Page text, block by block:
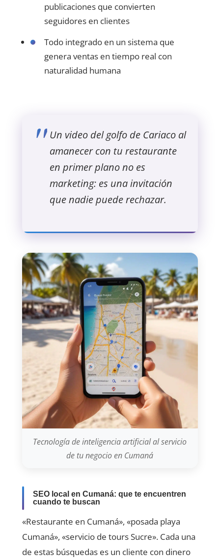
publicaciones que convierten
seguidores en clientes
Todo integrado en un sistema que
genera ventas en tiempo real con
naturalidad humana
Un video del golfo de Cariaco al
amanecer con tu restaurante
en primer plano no es
marketing: es una invitación
que nadie puede rechazar.
Tecnología de inteligencia artificial al servicio
de tu negocio en Cumaná
SEO local en Cumaná: que te encuentren
cuando te buscan
«Restaurante en Cumaná», «posada playa
Cumaná», «servicio de tours Sucre». Cada una
de estas búsquedas es un cliente con dinero